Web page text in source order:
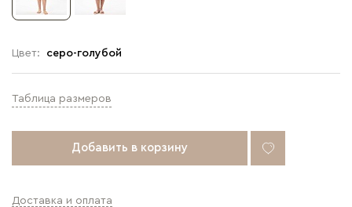
Цвет: серо-голубой
Таблица размеров
Добавить в корзину
Доставка и оплата